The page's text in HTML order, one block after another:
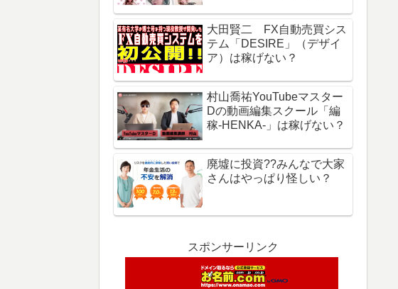
大田賢二 FX自動売買シス
テム「DESIRE」（デザイ
ア）は稼げない？
村山喬祐YouTubeマスター
Dの動画編集スクール「編
稼-HENKA-」は稼げない？
廃墟に投資??みんなで大家
さんはやっぱり怪しい？
スポンサーリンク